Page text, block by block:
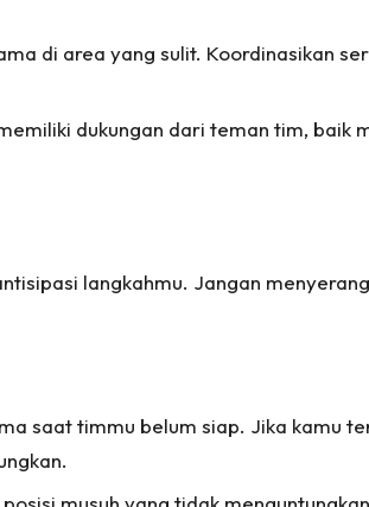
di area yang sulit. Koordinasikan
dukungan dari teman tim, baik
langkahmu. Jangan
saat timmu belum siap. Jika kamu